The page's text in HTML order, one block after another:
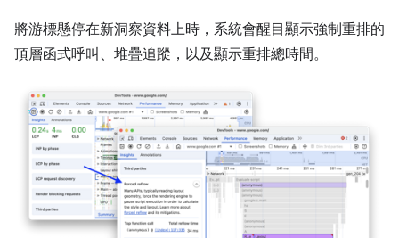
將游標懸停在新洞察資料上時，系統會醒目顯示強制重排的
頂層函式呼叫、堆疊追蹤，以及顯示重排總時間。